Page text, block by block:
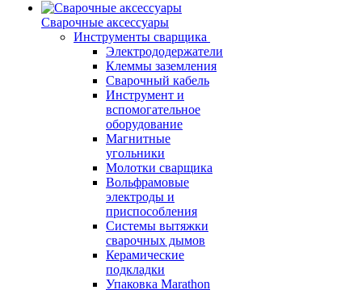
Сварочные аксессуары
Инструменты сварщика
Электрододержатели
Клеммы заземления
Сварочный кабель
Инструмент и
вспомогательное
оборудование
Магнитные
угольники
Молотки сварщика
Вольфрамовые
электроды и
приспособления
Системы вытяжки
сварочных дымов
Керамические
подкладки
Упаковка Marathon